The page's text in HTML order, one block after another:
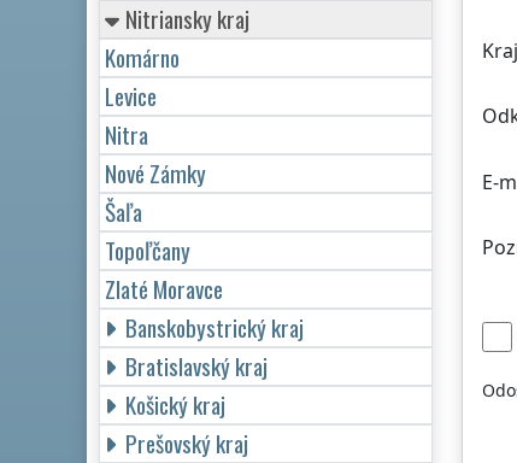
E-
Nitriansky kraj
Komárno
Levice
Nitra
Nové Zámky
Šaľa
Topoľčany
Zlaté Moravce
Banskobystrický kraj
Bratislavský kraj
Košický kraj
Prešovský kraj